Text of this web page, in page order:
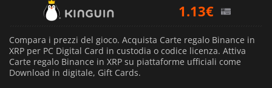
1.13€
1.73€
Compara i prezzi del gioco. Acquista Carte regalo Binance in
XRP per PC Digital Card in custodia o codice licenza. Attiva
Carte regalo Binance in XRP su piattaforme ufficiali come
Download in digitale, Gift Cards.